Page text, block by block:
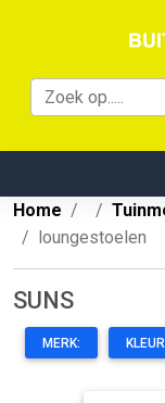
Home
loungestoelen
SUNS
MERK: